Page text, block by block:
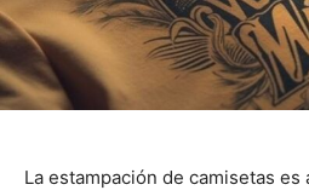
La estampación de camisetas